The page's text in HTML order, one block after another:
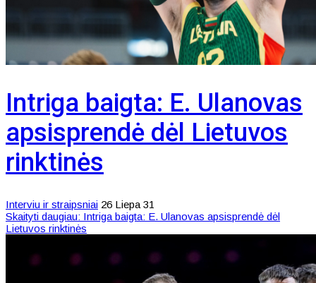
Intriga baigta: E. Ulanovas
apsisprendė dėl Lietuvos
rinktinės
Interviu ir straipsniai 26 Liepa 31
Skaityti daugiau: Intriga baigta: E. Ulanovas apsisprendė dėl
Lietuvos rinktinės